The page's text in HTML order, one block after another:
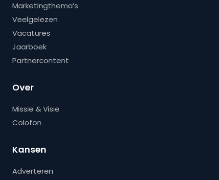
Marketingthema’s
Veelgelezen
Vacatures
Jaarboek
Partnercontent
Over
Missie & Visie
Colofon
Kansen
Adverteren